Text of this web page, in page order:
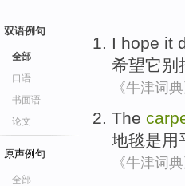
双语例句
全部
口语
书面语
论文
原声例句
全部
I hope it
希望它别
《牛津词典
The
地毯是用
《牛津词典